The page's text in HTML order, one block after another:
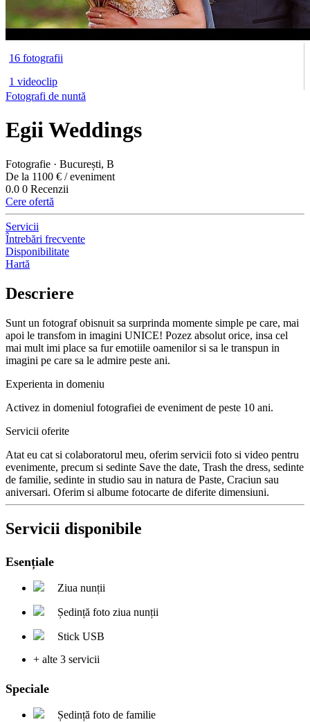
16 fotografii
1 videoclip
Fotografi de nuntă
Egii Weddings
Fotografie · București, B
De la 1100 € / eveniment
0.0 0 Recenzii
Cere ofertă
Servicii
Întrebări frecvente
Disponibilitate
Hartă
Descriere
Sunt un fotograf obisnuit sa surprinda momente simple pe care, mai
apoi le transfom in imagini UNICE! Pozez absolut orice, insa cel
mai mult imi place sa fur emotiile oamenilor si sa le transpun in
imagini pe care sa le admire peste ani.
Experienta in domeniu
Activez in domeniul fotografiei de eveniment de peste 10 ani.
Servicii oferite
Atat eu cat si colaboratorul meu, oferim servicii foto si video pentru
evenimente, precum si sedinte Save the date, Trash the dress, sedinte
de familie, sedinte in studio sau in natura de Paste, Craciun sau
aniversari. Oferim si albume fotocarte de diferite dimensiuni.
Servicii disponibile
Esențiale
Ziua nunții
Ședință foto ziua nunții
Stick USB
+ alte 3 servicii
Speciale
Ședință foto de familie